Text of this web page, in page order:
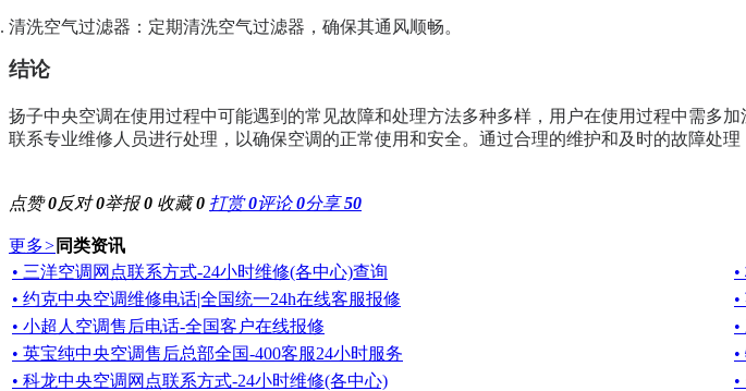
清洗空气过滤器 ：定期清洗空气过滤器，确保其通风顺畅。
结论
扬子中央空调在使用过程中可能遇到的常见故障和处理方法多种多样，用户在使用过程中需多
联系专业维修人员进行处理，以确保空调的正常使用和安全。通过合理的维护和及时的故障处理
点赞0反对0举报0 收藏0 打赏0评论0分享50
更多> 同类资讯
• 三洋空调网点联系方式-24小时维修(各中心)查询
• 约克中央空调维修电话|全国统一24h在线客服报修
• 小超人空调售后电话-全国客户在线报修
• 英宝纯中央空调售后总部全国-400客服24小时服务
• 科龙中央空调网点联系方式-24小时维修(各中心)